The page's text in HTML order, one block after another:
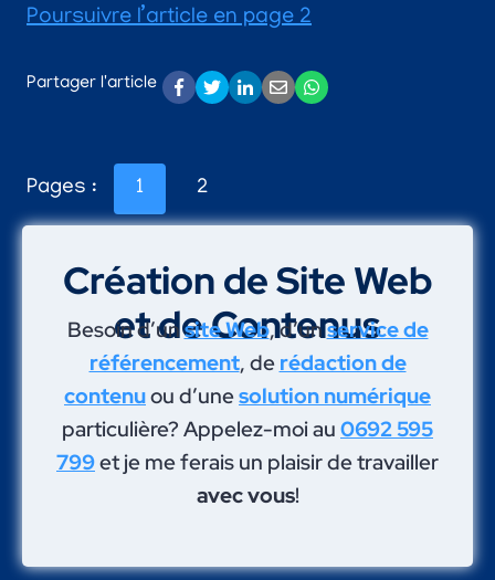
Poursuivre l’article en page 2
Partager l'article
Pages : 1 2
Création de Site Web
et de Contenus
Besoin d’unsite Web, d’unservice de
référencement, de rédaction de
contenuou d’unesolution numérique
particulière? Appelez-moi au 0692 595
799et je me ferais un plaisir de travailler
avec vous!